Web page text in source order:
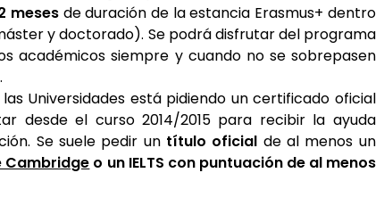
meses de duración de la estancia Erasmus+ dentro
y doctorado). Se podrá disfrutar del programa
académicos siempre y cuando no se sobrepasen
Universidades está pidiendo un certificado oficial
desde el curso 2014/2015 para recibir la ayuda
Se suele pedir un título oficial de al menos un
Cambridge o un IELTS con puntuación de al menos